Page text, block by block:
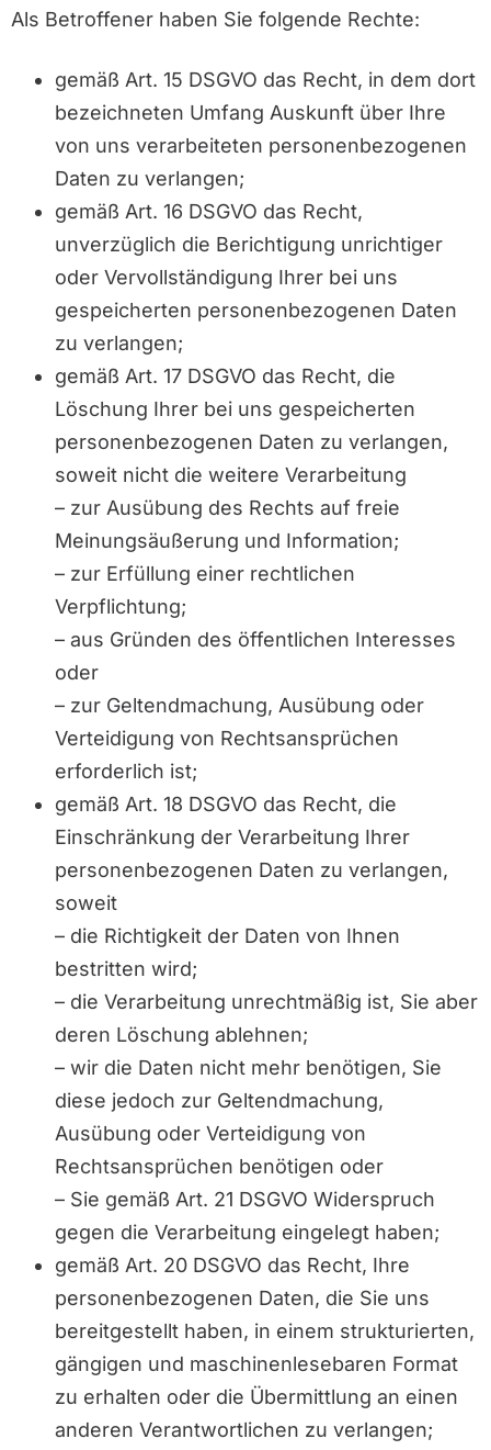
Als Betroffener haben Sie folgende Rechte:
gemäß Art. 15 DSGVO das Recht, in dem dort
bezeichneten Umfang Auskunft über Ihre
von uns verarbeiteten personenbezogenen
Daten zu verlangen;
gemäß Art. 16 DSGVO das Recht,
unverzüglich die Berichtigung unrichtiger
oder Vervollständigung Ihrer bei uns
gespeicherten personenbezogenen Daten
zu verlangen;
gemäß Art. 17 DSGVO das Recht, die
Löschung Ihrer bei uns gespeicherten
personenbezogenen Daten zu verlangen,
soweit nicht die weitere Verarbeitung
– zur Ausübung des Rechts auf freie
Meinungsäußerung und Information;
– zur Erfüllung einer rechtlichen
Verpflichtung;
– aus Gründen des öffentlichen Interesses
oder
– zur Geltendmachung, Ausübung oder
Verteidigung von Rechtsansprüchen
erforderlich ist;
gemäß Art. 18 DSGVO das Recht, die
Einschränkung der Verarbeitung Ihrer
personenbezogenen Daten zu verlangen,
soweit
– die Richtigkeit der Daten von Ihnen
bestritten wird;
– die Verarbeitung unrechtmäßig ist, Sie aber
deren Löschung ablehnen;
– wir die Daten nicht mehr benötigen, Sie
diese jedoch zur Geltendmachung,
Ausübung oder Verteidigung von
Rechtsansprüchen benötigen oder
– Sie gemäß Art. 21 DSGVO Widerspruch
gegen die Verarbeitung eingelegt haben;
gemäß Art. 20 DSGVO das Recht, Ihre
personenbezogenen Daten, die Sie uns
bereitgestellt haben, in einem strukturierten,
gängigen und maschinenlesebaren Format
zu erhalten oder die Übermittlung an einen
anderen Verantwortlichen zu verlangen;